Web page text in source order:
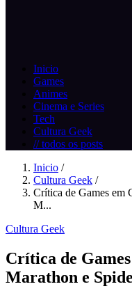
Inicio
Games
Animes
Cinema e Series
Tech
Cultura Geek
// todos os posts
Inicio /
Cultura Geek /
Crítica de Games em
M...
Cultura Geek
Crítica de
Marathon e